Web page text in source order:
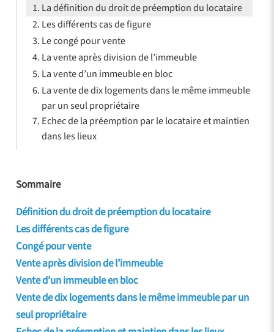
Sommaire
Définition du droit de préemption du locataire
Les différents cas de figure
Congé pour vente
Vente après division de l’immeuble
Vente d’un immeuble en bloc
Vente de dix logements dans le même immeuble par un
seul propriétaire
La définition du droit de préemption du locataire
Les différents cas de figure
Le congé pour vente
La vente après division de l’immeuble
La vente d’un immeuble en bloc
La vente de dix logements dans le même immeuble
par un seul propriétaire
Echec de la préemption par le locataire et maintien
dans les lieux